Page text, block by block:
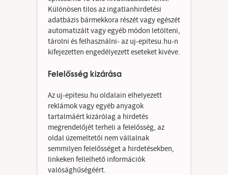
Különösen tilos az ingatlanhirdetési
adatbázis bármekkora részét vagy egészét
automatizált vagy egyéb módon letölteni,
tárolni és felhasználni- az uj-epitesu.hu-n
kifejezetten engedélyezett eseteket kivéve.
Felelősség kizárása
Az uj-epitesu.hu oldalain elhelyezett
reklámok vagy egyéb anyagok
tartalmáért kizárólag a hirdetés
megrendelőjét terheli a felelősség, az
oldal üzemeltetői nem vállalnak
semmilyen felelősséget a hirdetésekben,
linkeken fellelhető információk
valósághűségéért.